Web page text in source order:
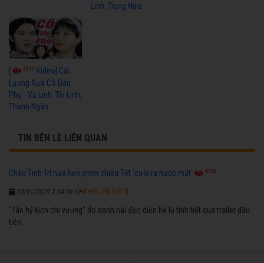
Linh, Trọng Hữu
[ 4015 Video] Cải
Lương Xưa Cô Dâu
Phụ - Vũ Linh, Tài Linh,
Thanh Ngân
TIN BÊN LỀ LIÊN QUAN
Châu Tinh Trì hứa hẹn phim chiếu Tết 'cười ra nước mắt' 6765
03/01/2019 2:04:06 CH
"Tân hỷ kịch chi vương" do danh hài đạo diễn hé lộ tình tiết qua trailer đầu
tiên.
Xem chi tiết